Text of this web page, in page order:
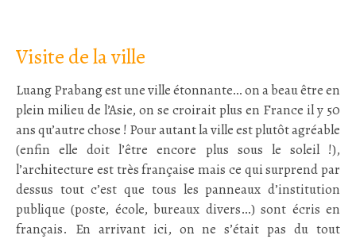
Visite de la ville
Luang Prabang est une ville étonnante… on a beau être en
plein milieu de l’Asie, on se croirait plus en France il y 50
ans qu’autre chose ! Pour autant la ville est plutôt agréable
(enfin elle doit l’être encore plus sous le soleil !),
l’architecture est très française mais ce qui surprend par
dessus tout c’est que tous les panneaux d’institution
publique (poste, école, bureaux divers…) sont écris en
français. En arrivant ici, on ne s’était pas du tout